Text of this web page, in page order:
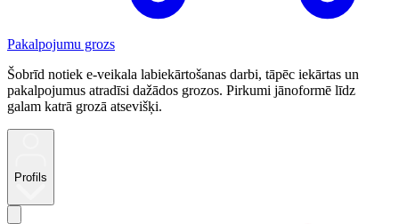
Pakalpojumu grozs
Šobrīd notiek e-veikala labiekārtošanas darbi, tāpēc iekārtas un
pakalpojumus atradīsi dažādos grozos. Pirkumi jānoformē līdz
galam katrā grozā atsevišķi.
Profils